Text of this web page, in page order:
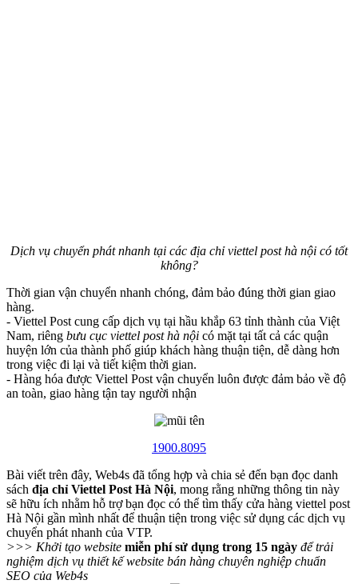
Dịch vụ chuyển phát nhanh tại các địa chỉ viettel post hà nội có tốt
không?
Thời gian vận chuyển nhanh chóng, đảm bảo đúng thời gian giao
hàng.
- Viettel Post cung cấp dịch vụ tại hầu khắp 63 tỉnh thành của Việt
Nam, riêng bưu cục viettel post hà nội có mặt tại tất cả các quận
huyện lớn của thành phố giúp khách hàng thuận tiện, dễ dàng hơn
trong việc đi lại và tiết kiệm thời gian.
- Hàng hóa được Viettel Post vận chuyển luôn được đảm bảo về độ
an toàn, giao hàng tận tay người nhận
1900.8095
Bài viết trên đây, Web4s đã tổng hợp và chia sẻ đến bạn đọc danh
sách địa chỉ Viettel Post Hà Nội, mong rằng những thông tin này
sẽ hữu ích nhằm hỗ trợ bạn đọc có thể tìm thấy cửa hàng viettel post
Hà Nội gần mình nhất để thuận tiện trong việc sử dụng các dịch vụ
chuyển phát nhanh của VTP.
>>> Khởi tạo website miễn phí sử dụng trong 15 ngày để trải
nghiệm dịch vụ thiết kế website bán hàng chuyên nghiệp chuẩn
SEO của Web4s